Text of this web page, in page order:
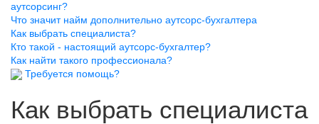
аутсорсинг?
Что значит найм дополнительно аутсорс-бухгалтера
Как выбрать специалиста?
Кто такой - настоящий аутсорс-бухгалтер?
Как найти такого профессионала?
Требуется помощь?
Как выбрать специалиста